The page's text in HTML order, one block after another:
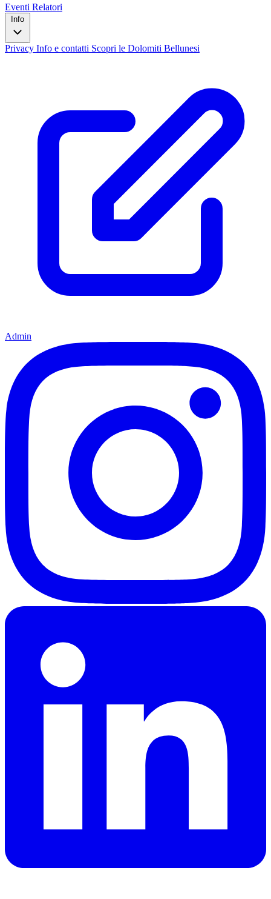
Eventi Relatori
Info
Privacy Info e contatti Scopri le Dolomiti Bellunesi
Admin